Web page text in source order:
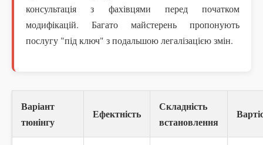
консультація з фахівцями перед початком
модифікацій. Багато майстерень пропонують
послугу "під ключ" з подальшою легалізацією змін.
Варіант
тюнінгу
Ефектність
Складність
встановлення